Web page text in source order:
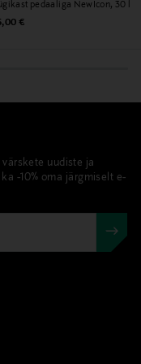
The
metallist
pedaaliga NewIcon, 30 l
Price
€
uudiste ja
-10% oma järgmiselt e-